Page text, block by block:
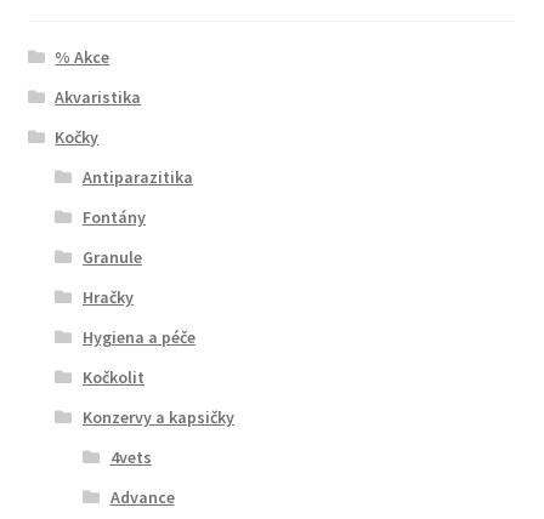
% Akce
Akvaristika
Kočky
Antiparazitika
Fontány
Granule
Hračky
Hygiena a péče
Kočkolit
Konzervy a kapsičky
4vets
Advance